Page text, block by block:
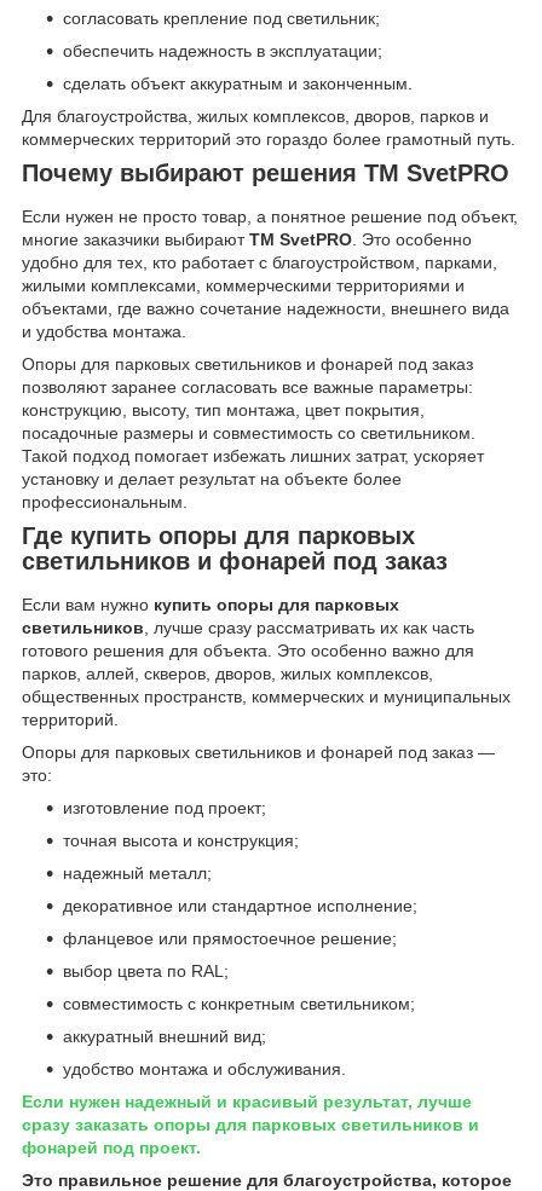
согласовать крепление под светильник;
обеспечить надежность в эксплуатации;
сделать объект аккуратным и законченным.
Для благоустройства, жилых комплексов, дворов, парков и
коммерческих территорий это гораздо более грамотный путь.
Почему выбирают решения ТМ SvetPRO
Если нужен не просто товар, а понятное решение под объект,
многие заказчики выбираютТМ SvetPRO . Это особенно
удобно для тех, кто работает с благоустройством, парками,
жилыми комплексами, коммерческими территориями и
объектами, где важно сочетание надежности, внешнего вида
и удобства монтажа.
Опоры для парковых светильников и фонарей под заказ
позволяют заранее согласовать все важные параметры:
конструкцию, высоту, тип монтажа, цвет покрытия,
посадочные размеры и совместимость со светильником.
Такой подход помогает избежать лишних затрат, ускоряет
установку и делает результат на объекте более
профессиональным.
Где купить опоры для парковых
светильников и фонарей под заказ
Если вам нужно купить опоры для парковых
светильников , лучше сразу рассматривать их как часть
готового решения для объекта. Это особенно важно для
парков, аллей, скверов, дворов, жилых комплексов,
общественных пространств, коммерческих и муниципальных
территорий.
Опоры для парковых светильников и фонарей под заказ —
это:
изготовление под проект;
точная высота и конструкция;
надежный металл;
декоративное или стандартное исполнение;
фланцевое или прямостоечное решение;
выбор цвета по RAL;
совместимость с конкретным светильником;
аккуратный внешний вид;
удобство монтажа и обслуживания.
Если нужен надежный и красивый результат, лучше
сразу заказать опоры для парковых светильников и
фонарей под проект.
Это правильное решение для благоустройства, которое